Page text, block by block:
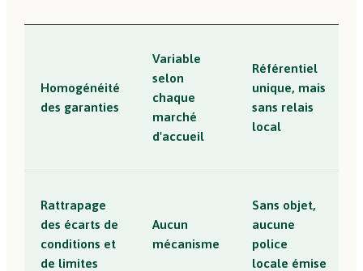
Homogénéité
des garanties
Variable
selon
chaque
marché
d'accueil
Référentiel
unique, mais
sans relais
local
Rattrapage
des écarts de
conditions et
de limites
Aucun
mécanisme
Sans objet,
aucune
police
locale émise